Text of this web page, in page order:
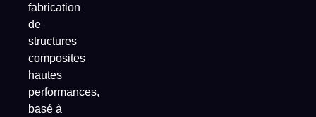
fabrication
de
structures
composites
hautes
performances,
basé à